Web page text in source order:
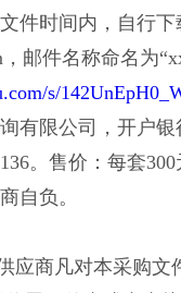
件时间内，自行
，邮件名称命名为
com/s/
有限公司，开户
。售价：每套
自负。
应商凡对本采购文